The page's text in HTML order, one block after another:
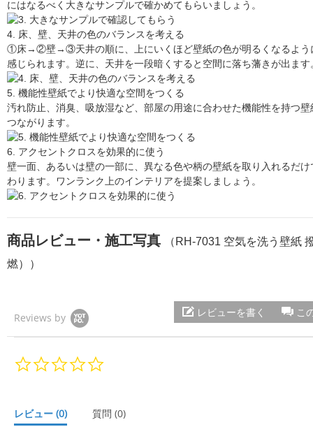
にはなるべく大きなサンプルで確かめてもらいましょう。
4. 床、壁、天井の色のバランスを考える
①床→②壁→③天井の順に、上にいくほど壁紙の色が明るくなるよう
感じられます。逆に、天井を一段暗くすると空間に落ち藩きが出ます
5. 機能性壁紙でより快適な空間をつくる
汚れ防止、消臭、吸放湿など、部屋の用途に合わせた機能性を持つ
つながります。
6. アクセントクロスを効果的に使う
壁一面、あるいは壁の一部に、異なる色や柄の壁紙を取り入れるだ
わります。ワンランク上のインテリアを提案しましょう。
商品レビュー・施工写真
（RH-7031 空気を洗う壁紙
燃））
Reviews by こ
レビューを書く
a
r
レビュー (0) 質問 (0)